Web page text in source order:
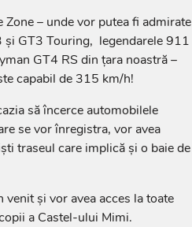
– unde vor putea fi admirate
GT3 Touring, legendarele 911
GT4 RS din țara noastră –
capabil de 315 km/h!
să încerce automobilele
se vor înregistra, vor avea
traseul care implică și o baie de
și vor avea acces la toate
a Castel-ului Mimi.